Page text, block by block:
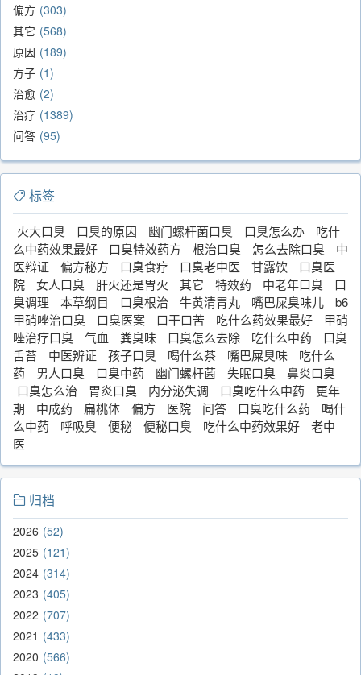
偏方 303
其它 568
原因 189
方子 1
治愈 2
治疗 1389
问答 95
标签
火大口臭 口臭的原因 幽门螺杆菌口臭 口臭怎么办
吃什
么中药效果最好
口臭特效药方 根治口臭 怎么去除口臭
中
医辩证
偏方秘方 口臭食疗 口臭老中医 甘露饮
口臭医
院
女人口臭 肝火还是胃火 其它 特效药 中老年口臭
口
臭调理
本草纲目 口臭根治 牛黄清胃丸 嘴巴屎臭味儿
b6
甲硝唑治口臭
口臭医案 口干口苦 吃什么药效果最好
甲硝
唑治疗口臭
气血 粪臭味 口臭怎么去除 吃什么中药
口臭
舌苔
中医辨证 孩子口臭 喝什么茶 嘴巴屎臭味
吃什么
药
男人口臭 口臭中药 幽门螺杆菌 失眠口臭
鼻炎口臭
口臭怎么治
胃炎口臭 内分泌失调 口臭吃什么中药
更年
期
中成药 扁桃体 偏方 医院 问答 口臭吃什么药
喝什
么中药
呼吸臭 便秘 便秘口臭 吃什么中药效果好
老中
医
归档
2026 52
2025 121
2024 314
2023 405
2022 707
2021
433
2020 566